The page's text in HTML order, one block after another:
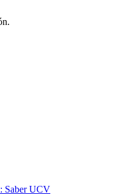
Saber UCV